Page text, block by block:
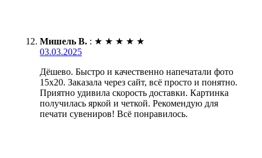
Мишель В. : ★ ★ ★ ★ ★
03.03.2025
Дёшево. Быстро и качественно напечатали фото
15х20. Заказала через сайт, всё просто и понятно.
Приятно удивила скорость доставки. Картинка
получилась яркой и четкой. Рекомендую для
печати сувениров! Всё понравилось.